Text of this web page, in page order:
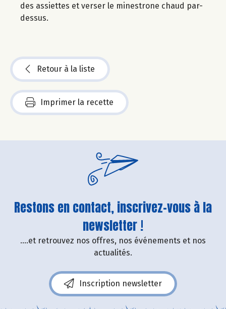
des assiettes et verser le minestrone chaud par-
dessus.
Retour à la liste
Imprimer la recette
Restons en contact, inscrivez-vous à la
newsletter !
....et retrouvez nos offres, nos événements et nos
actualités.
Inscription newsletter